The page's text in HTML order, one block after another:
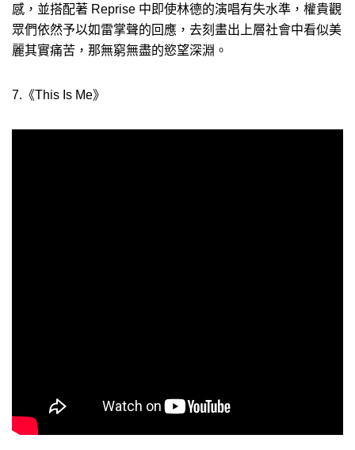
感，並搭配著 Reprise 中即使林德的演唱有失水準，權貴觀
眾們依然予以如雷掌聲的回應，去刻畫出上層社會中看似美
麗其實痛苦，那無窮無盡的慾望深淵。
7.《This Is Me》